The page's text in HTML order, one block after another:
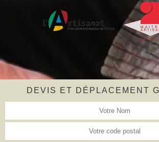
DEVIS ET DÉPLACEMENT